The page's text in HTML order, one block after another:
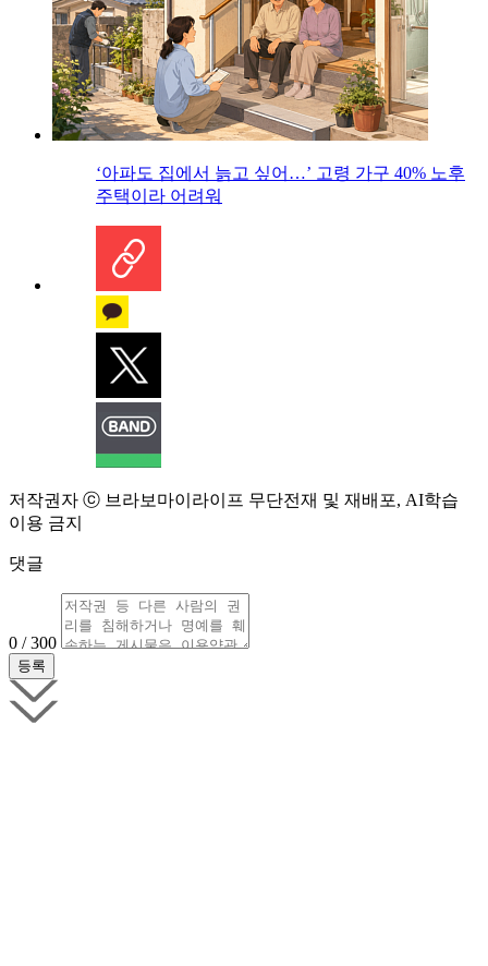
‘아파도 집에서 늙고 싶어…’ 고령 가구 40% 노후
주택이라 어려워
저작권자 ⓒ 브라보마이라이프 무단전재 및 재배포, AI학습
이용 금지
댓글
0 / 300